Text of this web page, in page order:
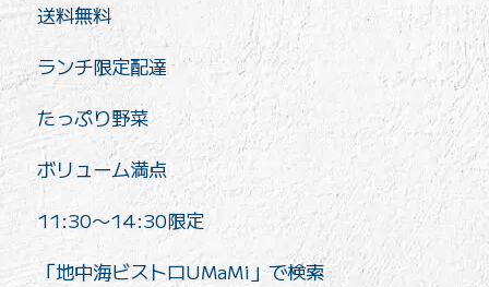
送料無料
ランチ限定配達
たっぷり野菜
ボリューム満点
11:30〜14:30限定
「地中海ビストロUMaMi」で検索